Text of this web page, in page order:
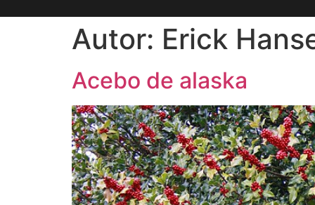
Autor: Erick
Acebo de alaska